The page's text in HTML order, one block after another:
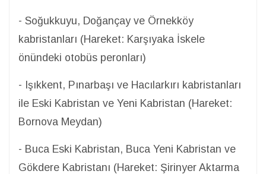
- Soğukkuyu, Doğançay ve Örnekköy
kabristanları (Hareket: Karşıyaka İskele
önündeki otobüs peronları)
- Işıkkent, Pınarbaşı ve Hacılarkırı kabristanları
ile Eski Kabristan ve Yeni Kabristan (Hareket:
Bornova Meydan)
- Buca Eski Kabristan, Buca Yeni Kabristan ve
Gökdere Kabristanı (Hareket: Şirinyer Aktarma